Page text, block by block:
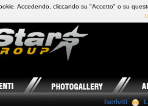
Iscriviti
Accedendo, cliccando su "Accetto" o su